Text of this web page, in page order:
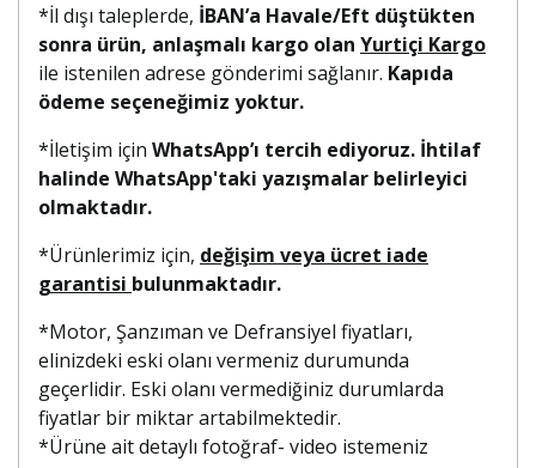
*İl dışı taleplerde, İBAN’a Havale/Eft düştükten
sonra ürün, anlaşmalı kargo olan Yurtiçi Kargo
ile istenilen adrese gönderimi sağlanır. Kapıda
ödeme seçeneğimiz yoktur.
*İletişim için WhatsApp’ı tercih ediyoruz. İhtilaf
halinde WhatsApp'taki yazışmalar belirleyici
olmaktadır.
*Ürünlerimiz için, değişim veya ücret iade
garantisi bulunmaktadır.
*Motor, Şanzıman ve Defransiyel fiyatları,
elinizdeki eski olanı vermeniz durumunda
geçerlidir. Eski olanı vermediğiniz durumlarda
fiyatlar bir miktar artabilmektedir.
*Ürüne ait detaylı fotoğraf- video istemeniz